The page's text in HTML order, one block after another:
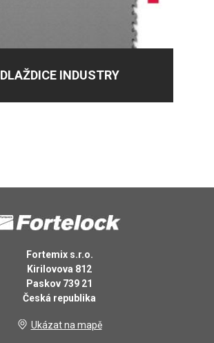
DLAŽDICE INDUSTRY
Fortemix s.r.o.
Kirilovova 812
Paskov 739 21
Česká republika
Ukázat na mapě